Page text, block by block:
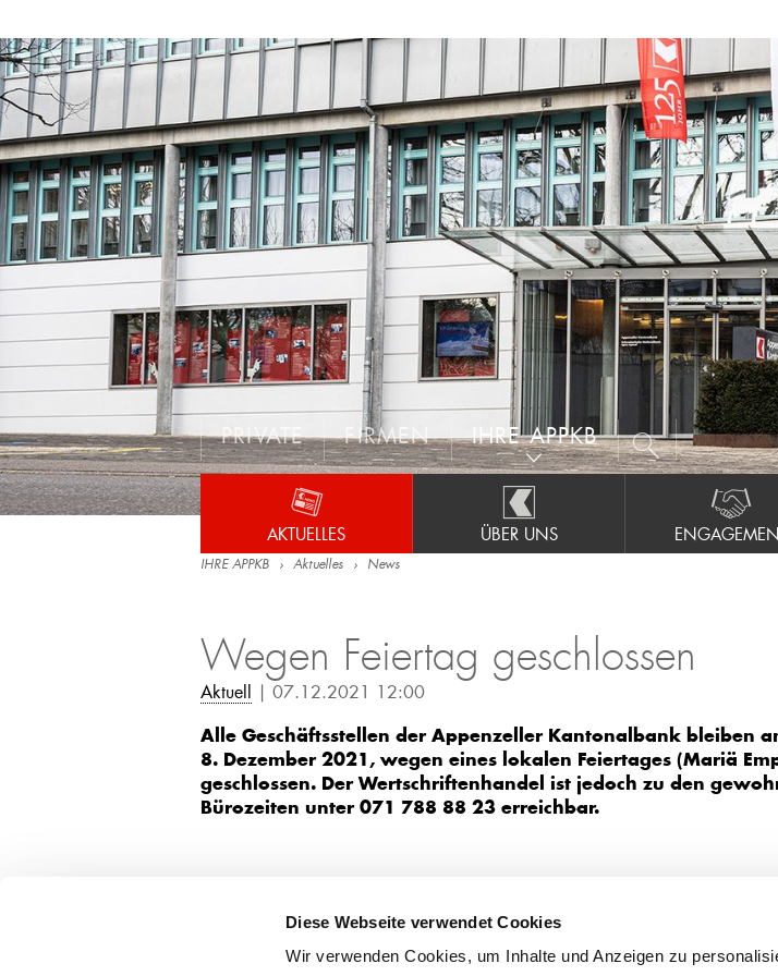
Diese Webseite verwendet Cookies
Wir verwenden Cookies, um Inhalte und Anzeigen zu
PRIVATE FIRMEN IHRE APPKB
AKTUELLES ÜBER UNS
IHRE APPKB Aktuelles News
Wegen Feiertag geschlossen
Aktuell | 07.12.2021 12:00
Alle Geschäftsstellen der Appenzeller Kantonalbank bleiben
8. Dezember 2021, wegen eines lokalen Feiertages (Mariä
geschlossen. Der Wertschriftenhandel ist jedoch zu den
Bürozeiten unter 071 788 88 23 erreichbar.
Appenzell
Oberegg
071 898 80 40